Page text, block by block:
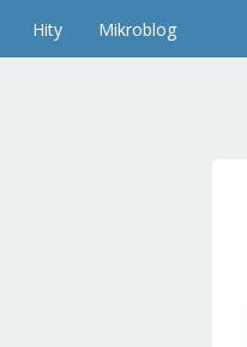
Hity Mikroblog